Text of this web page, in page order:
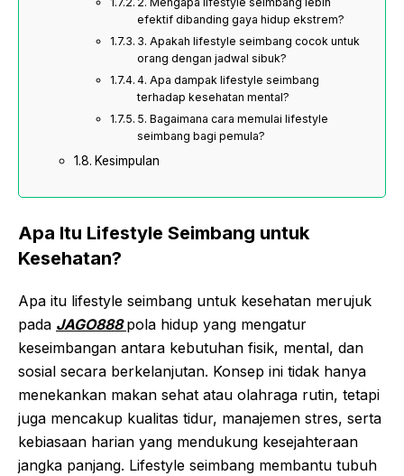
efektif dibanding gaya hidup ekstrem?
3. Apakah lifestyle seimbang cocok untuk
orang dengan jadwal sibuk?
4. Apa dampak lifestyle seimbang
terhadap kesehatan mental?
5. Bagaimana cara memulai lifestyle
seimbang bagi pemula?
Kesimpulan
Apa Itu Lifestyle Seimbang untuk
Kesehatan?
Apa itu lifestyle seimbang untuk kesehatan merujuk
pada JAGO888pola hidup yang mengatur
keseimbangan antara kebutuhan fisik, mental, dan
sosial secara berkelanjutan. Konsep ini tidak hanya
menekankan makan sehat atau olahraga rutin, tetapi
juga mencakup kualitas tidur, manajemen stres, serta
kebiasaan harian yang mendukung kesejahteraan
jangka panjang. Lifestyle seimbang membantu tubuh